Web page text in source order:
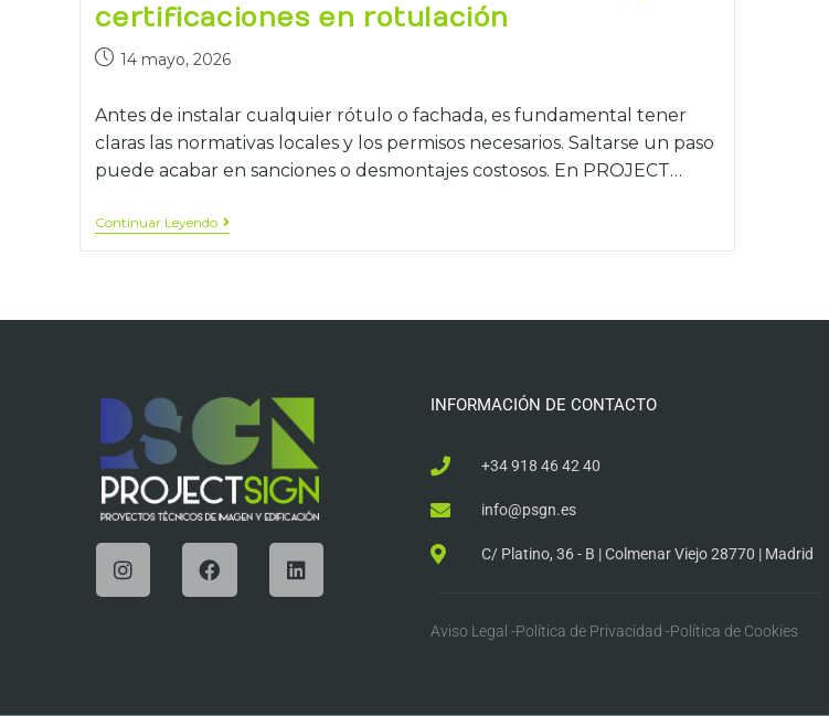
certificaciones en rotulación
14 mayo, 2026
Antes de instalar cualquier rótulo o fachada, es fundamental tener
claras las normativas locales y los permisos necesarios. Saltarse un paso
puede acabar en sanciones o desmontajes costosos. En PROJECT…
Continuar Leyendo
INFORMACIÓN DE CONTACTO
+34 918 46 42 40
info@psgn.es
C/ Platino, 36 - B | Colmenar Viejo 28770 | Madrid
Aviso Legal -Política de Privacidad -Política de Cookies